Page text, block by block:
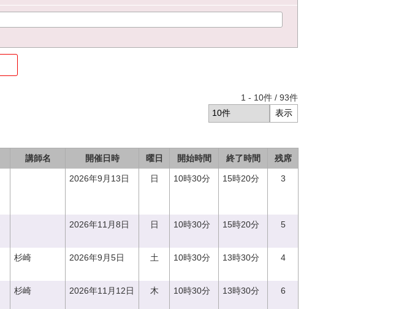
1 - 10件 / 93件
講師名 開催日時 曜日 開始時間 終了時間 残席
2026年9月13日 日 10時30分 15時20分 3
2026年11月8日 日 10時30分 15時20分 5
杉崎 2026年9月5日 土 10時30分 13時30分 4
杉崎 2026年11月12日 木 10時30分 13時30分 6